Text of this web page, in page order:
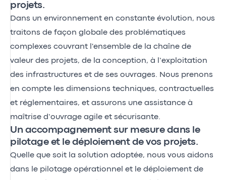
projets.
Dans un environnement en constante évolution, nous
traitons de façon globale des problématiques
complexes couvrant l'ensemble de la chaîne de
valeur des projets, de la conception, à l’exploitation
des infrastructures et de ses ouvrages. Nous prenons
en compte les dimensions techniques, contractuelles
et réglementaires, et assurons une assistance à
maîtrise d’ouvrage agile et sécurisante.
Un accompagnement sur mesure dans le
pilotage et le déploiement de vos projets.
Quelle que soit la solution adoptée, nous vous aidons
dans le pilotage opérationnel et le déploiement de